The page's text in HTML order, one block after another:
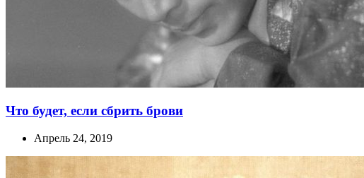
Что будет, если сбрить брови
Апрель 24, 2019